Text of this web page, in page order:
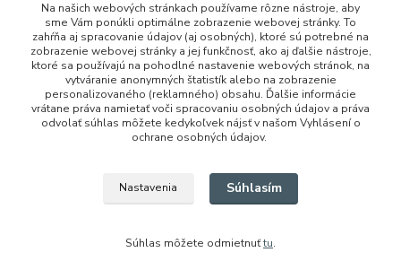
+421 948 229 224
Na našich webových stránkach používame rôzne nástroje, aby
sme Vám ponúkli optimálne zobrazenie webovej stránky. To
zahŕňa aj spracovanie údajov (aj osobných), ktoré sú potrebné na
zobrazenie webovej stránky a jej funkčnosť, ako aj ďalšie nástroje,
ktoré sa používajú na pohodlné nastavenie webových stránok, na
vytváranie anonymných štatistík alebo na zobrazenie
personalizovaného (reklamného) obsahu. Ďalšie informácie
vrátane práva namietať voči spracovaniu osobných údajov a práva
odvolať súhlas môžete kedykoľvek nájsť v našom Vyhlásení o
ochrane osobných údajov.
Nastavenia Súhlasím
Súhlas môžete odmietnuťtu.